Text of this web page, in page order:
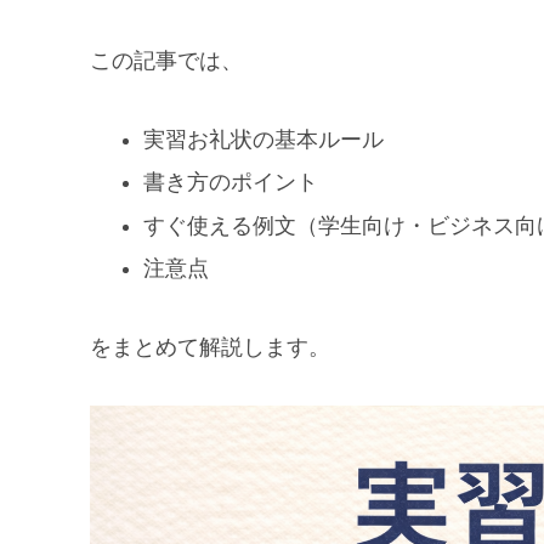
この記事では、
実習お礼状の基本ルール
書き方のポイント
すぐ使える例文（学生向け・ビジネス向
注意点
をまとめて解説します。